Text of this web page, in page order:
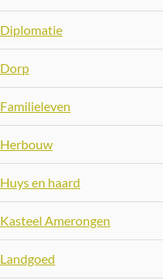
Diplomatie
Dorp
Familieleven
Herbouw
Huys en haard
Kasteel Amerongen
Landgoed